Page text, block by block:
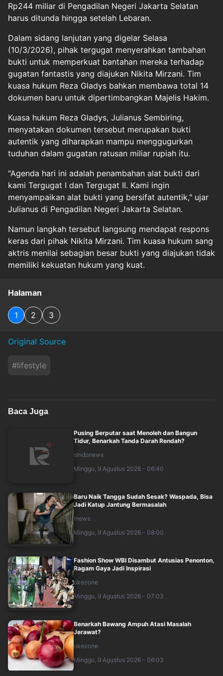
Rp244 miliar di Pengadilan Negeri Jakarta Selatan
harus ditunda hingga setelah Lebaran.
Dalam sidang lanjutan yang digelar Selasa
(10/3/2026), pihak tergugat menyerahkan tambahan
bukti untuk memperkuat bantahan mereka terhadap
gugatan fantastis yang diajukan Nikita Mirzani. Tim
kuasa hukum Reza Gladys bahkan membawa total 14
dokumen baru untuk dipertimbangkan Majelis Hakim.
Kuasa hukum Reza Gladys, Julianus Sembiring,
menyatakan dokumen tersebut merupakan bukti
autentik yang diharapkan mampu menggugurkan
tuduhan dalam gugatan ratusan miliar rupiah itu.
"Agenda hari ini adalah penambahan alat bukti dari
kami Tergugat I dan Tergugat II. Kami ingin
menyampaikan alat bukti yang bersifat autentik," ujar
Julianus di Pengadilan Negeri Jakarta Selatan.
Namun langkah tersebut langsung mendapat respons
keras dari pihak Nikita Mirzani. Tim kuasa hukum sang
aktris menilai sebagian besar bukti yang diajukan tidak
memiliki kekuatan hukum yang kuat.
Halaman
1 2 3
Original Source
#lifestyle
Baca Juga
Pusing Berputar saat Menoleh dan Bangun
Tidur, Benarkah Tanda Darah Rendah?
sindonews
Minggu, 9 Agustus 2026 - 06:40
Baru Naik Tangga Sudah Sesak? Waspada, Bisa
Jadi Katup Jantung Bermasalah
inews
Minggu, 9 Agustus 2026 - 08:00
Fashion Show WBI Disambut Antusias Penonton,
Ragam Gaya Jadi Inspirasi
okezone
Minggu, 9 Agustus 2026 - 07:03
Benarkah Bawang Ampuh Atasi Masalah
Jerawat?
okezone
Minggu, 9 Agustus 2026 - 06:03